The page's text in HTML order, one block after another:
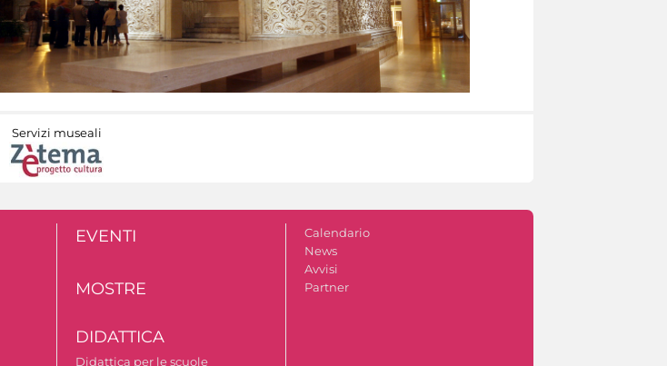
Servizi museali
EVENTI
MOSTRE
DIDATTICA
Didattica per le scuole
Calendario
News
Avvisi
Partner